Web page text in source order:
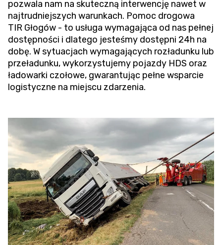
pozwala nam na skuteczną interwencję nawet w
najtrudniejszych warunkach. Pomoc drogowa
TIR Głogów - to usługa wymagająca od nas pełnej
dostępności i dlatego jesteśmy dostępni 24h na
dobę. W sytuacjach wymagających rozładunku lub
przeładunku, wykorzystujemy pojazdy HDS oraz
ładowarki czołowe, gwarantując pełne wsparcie
logistyczne na miejscu zdarzenia.